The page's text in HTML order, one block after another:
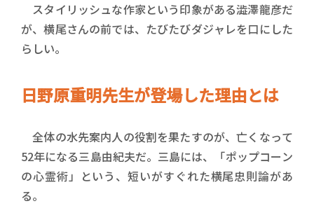
スタイリッシュな作家という印象がある澁澤龍彦だ
が、横尾さんの前では、たびたびダジャレを口にした
らしい。
日野原重明先生が登場した理由とは
全体の水先案内人の役割を果たすのが、亡くなって
52年になる三島由紀夫だ。三島には、「ポップコーン
の心霊術」という、短いがすぐれた横尾忠則論があ
る。